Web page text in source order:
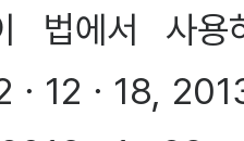
법에서 사용
12ㆍ18,